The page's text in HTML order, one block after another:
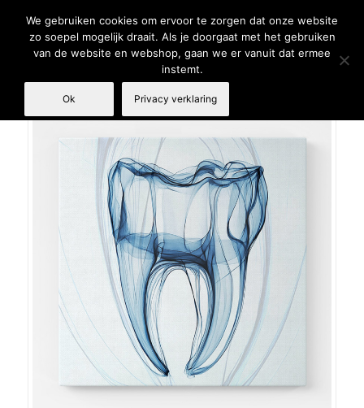
We gebruiken cookies om ervoor te zorgen dat onze website
zo soepel mogelijk draait. Als je doorgaat met het gebruiken
van de website en webshop, gaan we er vanuit dat ermee
instemt.
Ok Privacy verklaring